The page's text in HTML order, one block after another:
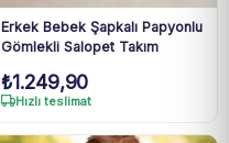
Erkek Bebek Şapkalı Papyonlu
Gömlekli Salopet Takım
₺1.249,90
Hızlı teslimat